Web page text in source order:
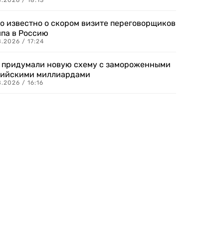
известно о скором визите переговорщиков
в Россию
/ 17:24
новую схему с замороженными
миллиардами
/ 16:16